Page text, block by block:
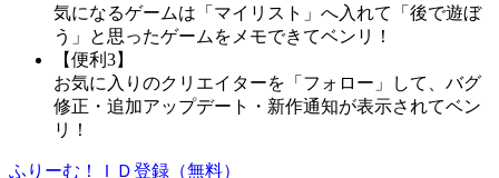
気になるゲームは「マイリスト」へ入れて「後で遊ぼ
う」と思ったゲームをメモできてベンリ！
【便利3】
お気に入りのクリエイターを「フォロー」して、バグ
修正・追加アップデート・新作通知が表示されてベン
リ！
ふりーむ！ＩＤ登録（無料）